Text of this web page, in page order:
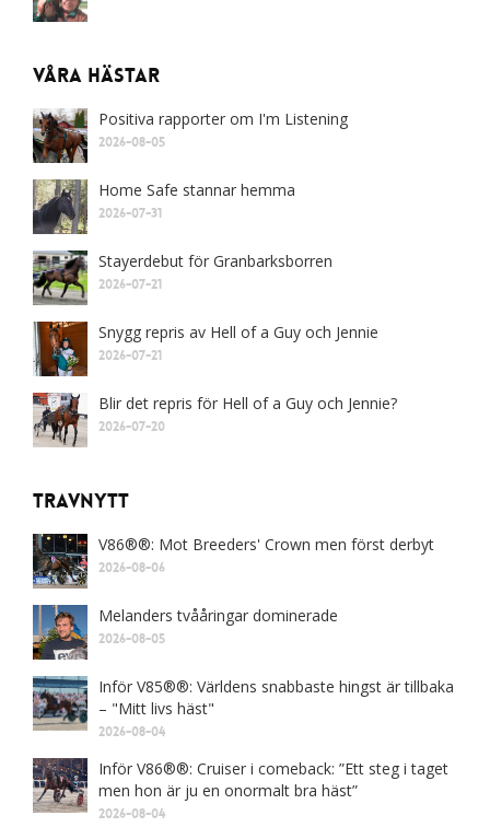
Våra Hästar
Positiva rapporter om I'm Listening
2026-08-05
Home Safe stannar hemma
2026-07-31
Stayerdebut för Granbarksborren
2026-07-21
Snygg repris av Hell of a Guy och Jennie
2026-07-21
Blir det repris för Hell of a Guy och Jennie?
2026-07-20
Travnytt
V86®®: Mot Breeders' Crown men först derbyt
2026-08-06
Melanders tvååringar dominerade
2026-08-05
Inför V85®®: Världens snabbaste hingst är tillbaka
– "Mitt livs häst"
2026-08-04
Inför V86®®: Cruiser i comeback: ”Ett steg i taget
men hon är ju en onormalt bra häst”
2026-08-04